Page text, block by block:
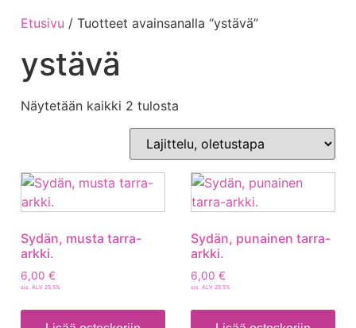
Etusivu / Tuotteet avainsanalla “ystävä”
ystävä
Näytetään kaikki 2 tulosta
Sydän, musta tarra-
arkki.
6,00 €
sis. ALV 25,5%
Sydän, punainen tarra-
arkki.
6,00 €
sis. ALV 25,5%